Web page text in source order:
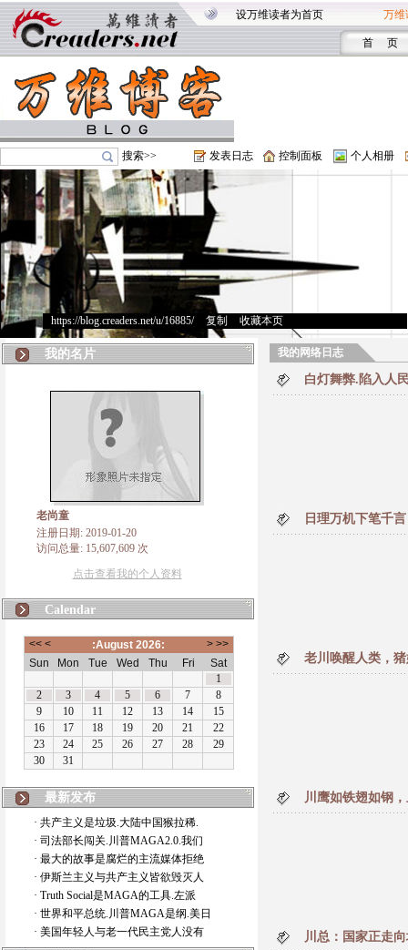
设万维读者为首页 万维
首 页
搜索>> 发表日志 控制面板 个人相册
https://blog.creaders.net/u/16885/> 复制 收藏本页
我的名片
老尚童
注册日期: 2019-01-20
访问总量: 15,607,609 次
点击查看我的个人资料
Calendar
最新发布
· 共产主义是垃圾.大陆中国猴拉稀.
· 司法部长闯关.川普MAGA2.0.我们
· 最大的故事是腐烂的主流媒体拒绝
· 伊斯兰主义与共产主义皆欲毁灭人
· Truth Social是MAGA的工具.左派
· 世界和平总统.川普MAGA是纲.美日
· 美国年轻人与老一代民主党人没有
我的网络日志
白灯舞弊.陷入人
日理万机下笔千
老川唤醒人类，
川鹰如铁翅如钢
川总：国家正走